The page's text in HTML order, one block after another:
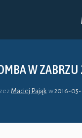
W
Maciej Pająk w2016-